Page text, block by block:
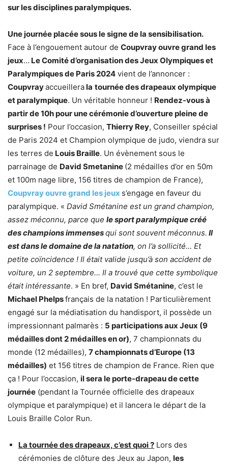
sur les disciplines paralympiques.
Une journée placée sous le signe de la sensibilisation.
Face à l’engouement autour de Coupvray ouvre grand les
jeux… Le Comité d’organisation des Jeux Olympiques et
Paralympiques de Paris 2024 vient de l’annoncer :
Coupvrayaccueillerala tournée des drapeaux olympique
et paralympique. Un véritable honneur ! Rendez-vous à
partir de 10h pour une cérémonie d’ouverture pleine de
surprises ! Pour l’occasion, Thierry Rey, Conseiller spécial
de Paris 2024 et Champion olympique de judo, viendra sur
les terres de Louis Braille. Un évènement sous le
parrainage de David Smetanine (2 médailles d’or en 50m
et 100m nage libre, 156 titres de champion de France),
Coupvray ouvre grand les jeux s’engage en faveur du
paralympique. « David Smétanine est un grand champion,
assez méconnu, parce que le sport paralympique créé
des champions immensesqui sont souvent méconnus. Il
est dans le domaine de la natation, on l’a sollicité… Et
petite coïncidence ! Il était valide jusqu’à son accident de
voiture, un 2 septembre… Il a trouvé que cette symbolique
était intéressante. » En bref, David Smétanine, c’est le
Michael Phelpsfrançais de la natation ! Particulièrement
engagé sur la médiatisation du handisport, il possède un
impressionnant palmarès : 5 participations aux Jeux (9
médailles dont 2 médailles en or), 7 championnats du
monde (12 médailles), 7 championnats d’Europe (13
médailles) et 156 titres de champion de France. Rien que
ça ! Pour l’occasion, il sera le porte-drapeau de cette
journée (pendant la Tournée officielle des drapeaux
olympique et paralympique) et il lancera le départ de la
Louis Braille Color Run.
La tournée des drapeaux, c’est quoi ? Lors des
cérémonies de clôture des Jeux au Japon, les